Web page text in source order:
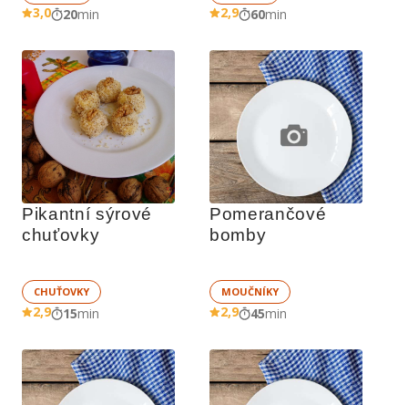
3,0 20min 2,9 60min
Pikantní sýrové
chuťovky
CHUŤOVKY
2,9 15min
Pomerančové
bomby
MOUČNÍKY
2,9 45min